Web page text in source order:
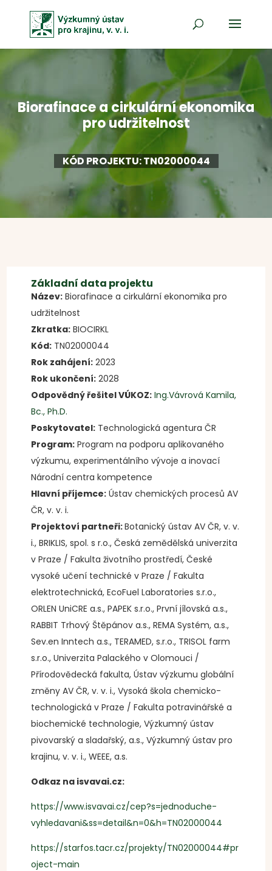
Biorafinace a cirkulární ekonomika
pro udržitelnost
KÓD PROJEKTU: TN02000044
Základní data projektu
Název: Biorafinace a cirkulární ekonomika pro
udržitelnost
Zkratka: BIOCIRKL
Kód: TN02000044
Rok zahájení: 2023
Rok ukončení: 2028
Odpovědný řešitel VÚKOZ: Ing.Vávrová Kamila,
Bc., Ph.D.
Poskytovatel: Technologická agentura ČR
Program: Program na podporu aplikovaného
výzkumu, experimentálního vývoje a inovací
Národní centra kompetence
Hlavní příjemce: Ústav chemických procesů AV
ČR, v. v. i.
Projektoví partneři:Botanický ústav AV ČR, v. v.
i., BRIKLIS, spol. s r.o., Česká zemědělská univerzita
v Praze / Fakulta životního prostředí, České
vysoké učení technické v Praze / Fakulta
elektrotechnická, EcoFuel Laboratories s.r.o.,
ORLEN UniCRE a.s., PAPEK s.r.o., První jílovská a.s.,
RABBIT Trhový Štěpánov a.s., REMA Systém, a.s.,
Sev.en Inntech a.s., TERAMED, s.r.o., TRISOL farm
s.r.o., Univerzita Palackého v Olomouci /
Přírodovědecká fakulta, Ústav výzkumu globální
změny AV ČR, v. v. i., Vysoká škola chemicko-
technologická v Praze / Fakulta potravinářské a
biochemické technologie, Výzkumný ústav
pivovarský a sladařský, a.s., Výzkumný ústav pro
krajinu, v. v. i., WEEE, a.s.
Odkaz na isvavai.cz:
https://www.isvavai.cz/cep?s=jednoduche-
vyhledavani&ss=detail&n=0&h=TN02000044
https://starfos.tacr.cz/projekty/TN02000044#pr
oject-main